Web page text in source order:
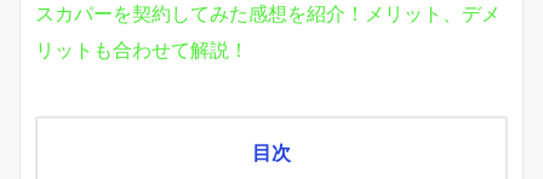
スカパーを契約してみた感想を紹介！メリット、デメ
リットも合わせて解説！
目次